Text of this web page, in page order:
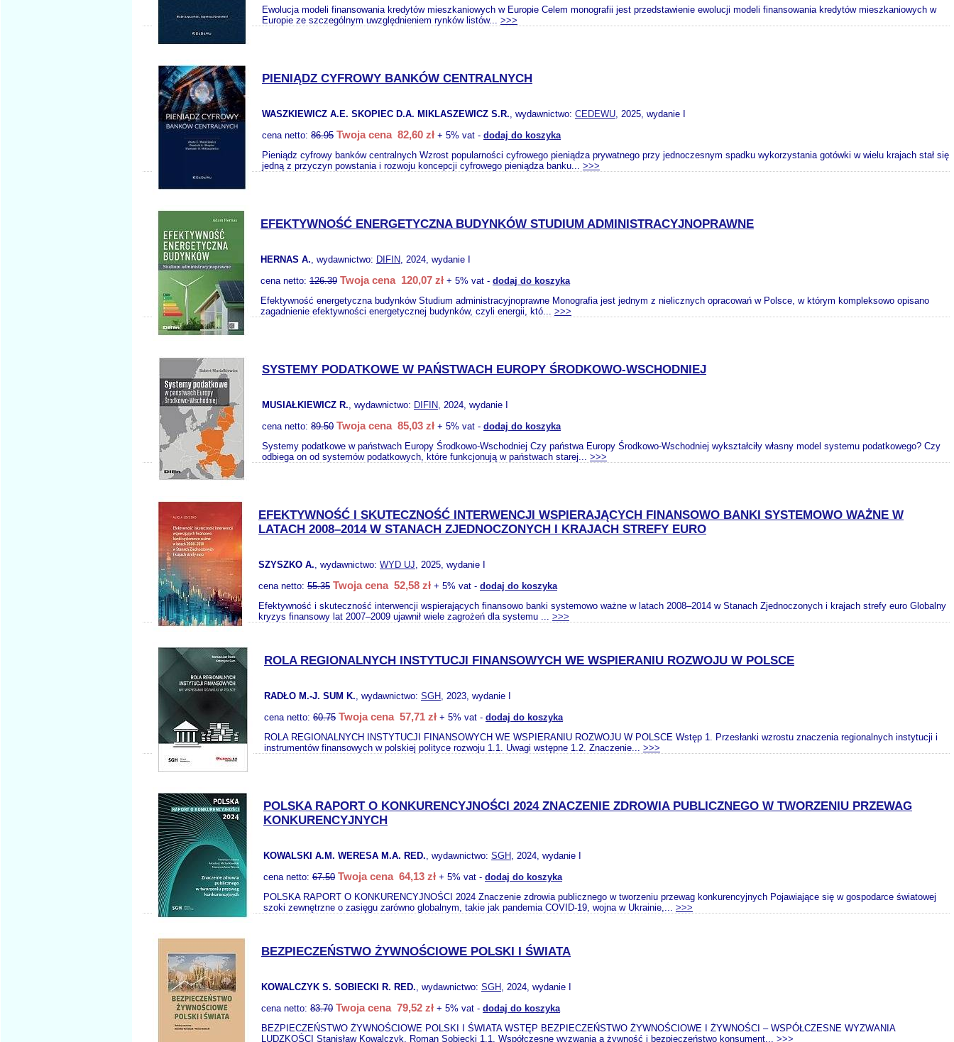
Ewolucja modeli finansowania kredytów mieszkaniowych w Europie Celem monografii jest przedstawienie ewolucji modeli finansowania kredytów mieszkaniowych w
Europie ze szczególnym uwzględnieniem rynków listów... >>>
PIENIĄDZ CYFROWY BANKÓW CENTRALNYCH
WASZKIEWICZ A.E. SKOPIEC D.A. MIKLASZEWICZ S.R., wydawnictwo: CEDEWU, 2025, wydanie I
cena netto: 86.95 Twoja cena 82,60 zł + 5% vat - dodaj do koszyka
Pieniądz cyfrowy banków centralnych Wzrost popularności cyfrowego pieniądza prywatnego przy jednoczesnym spadku wykorzystania gotówki w wielu krajach stał się
jedną z przyczyn powstania i rozwoju koncepcji cyfrowego pieniądza banku... >>>
EFEKTYWNOŚĆ ENERGETYCZNA BUDYNKÓW STUDIUM ADMINISTRACYJNOPRAWNE
HERNAS A., wydawnictwo: DIFIN, 2024, wydanie I
cena netto: 126.39 Twoja cena 120,07 zł + 5% vat - dodaj do koszyka
Efektywność energetyczna budynków Studium administracyjnoprawne Monografia jest jednym z nielicznych opracowań w Polsce, w którym kompleksowo opisano
zagadnienie efektywności energetycznej budynków, czyli energii, któ... >>>
SYSTEMY PODATKOWE W PAŃSTWACH EUROPY ŚRODKOWO-WSCHODNIEJ
MUSIAŁKIEWICZ R., wydawnictwo: DIFIN, 2024, wydanie I
cena netto: 89.50 Twoja cena 85,03 zł + 5% vat - dodaj do koszyka
Systemy podatkowe w państwach Europy Środkowo-Wschodniej Czy państwa Europy Środkowo-Wschodniej wykształciły własny model systemu podatkowego? Czy
odbiega on od systemów podatkowych, które funkcjonują w państwach starej... >>>
EFEKTYWNOŚĆ I SKUTECZNOŚĆ INTERWENCJI WSPIERAJĄCYCH FINANSOWO BANKI SYSTEMOWO WAŻNE W
LATACH 2008–2014 W STANACH ZJEDNOCZONYCH I KRAJACH STREFY EURO
SZYSZKO A., wydawnictwo: WYD UJ, 2025, wydanie I
cena netto: 55.35 Twoja cena 52,58 zł + 5% vat - dodaj do koszyka
Efektywność i skuteczność interwencji wspierających finansowo banki systemowo ważne w latach 2008–2014 w Stanach Zjednoczonych i krajach strefy euro Globalny
kryzys finansowy lat 2007–2009 ujawnił wiele zagrożeń dla systemu ... >>>
ROLA REGIONALNYCH INSTYTUCJI FINANSOWYCH WE WSPIERANIU ROZWOJU W POLSCE
RADŁO M.-J. SUM K., wydawnictwo: SGH, 2023, wydanie I
cena netto: 60.75 Twoja cena 57,71 zł + 5% vat - dodaj do koszyka
ROLA REGIONALNYCH INSTYTUCJI FINANSOWYCH WE WSPIERANIU ROZWOJU W POLSCE Wstęp 1. Przesłanki wzrostu znaczenia regionalnych instytucji i
instrumentów finansowych w polskiej polityce rozwoju 1.1. Uwagi wstępne 1.2. Znaczenie... >>>
POLSKA RAPORT O KONKURENCYJNOŚCI 2024 ZNACZENIE ZDROWIA PUBLICZNEGO W TWORZENIU PRZEWAG
KONKURENCYJNYCH
KOWALSKI A.M. WERESA M.A. RED., wydawnictwo: SGH, 2024, wydanie I
cena netto: 67.50 Twoja cena 64,13 zł + 5% vat - dodaj do koszyka
POLSKA RAPORT O KONKURENCYJNOŚCI 2024 Znaczenie zdrowia publicznego w tworzeniu przewag konkurencyjnych Pojawiające się w gospodarce światowej
szoki zewnętrzne o zasięgu zarówno globalnym, takie jak pandemia COVID-19, wojna w Ukrainie,... >>>
BEZPIECZEŃSTWO ŻYWNOŚCIOWE POLSKI I ŚWIATA
KOWALCZYK S. SOBIECKI R. RED., wydawnictwo: SGH, 2024, wydanie I
cena netto: 83.70 Twoja cena 79,52 zł + 5% vat - dodaj do koszyka
BEZPIECZEŃSTWO ŻYWNOŚCIOWE POLSKI I ŚWIATA WSTĘP BEZPIECZEŃSTWO ŻYWNOŚCIOWE I ŻYWNOŚCI – WSPÓŁCZESNE WYZWANIA
LUDZKOŚCI Stanisław Kowalczyk, Roman Sobiecki 1.1. Współczesne wyzwania a żywność i bezpieczeństwo konsument... >>>